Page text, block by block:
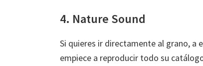
4. Nature Sound
Si quieres ir directamente al grano, a
empiece a reproducir todo su